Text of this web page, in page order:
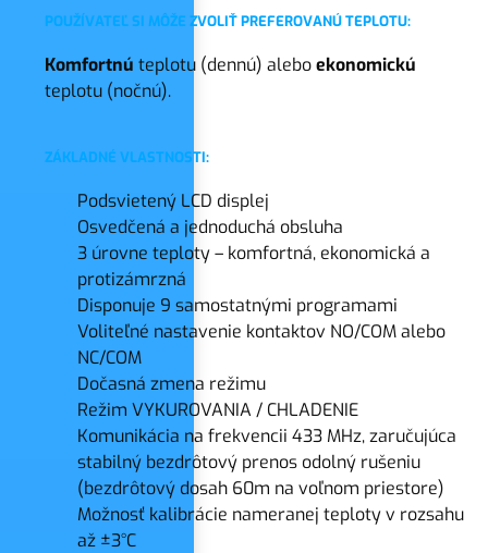
POUŽÍVATEĽ SI MÔŽE ZVOLIŤ PREFEROVANÚ TEPLOTU:
Komfortnú teplotu (dennú) aleboekonomickú
teplotu (nočnú).
ZÁKLADNÉ VLASTNOSTI:
Podsvietený LCD displej
Osvedčená a jednoduchá obsluha
3 úrovne teploty – komfortná, ekonomická a
protizámrzná
Disponuje 9 samostatnými programami
Voliteľné nastavenie kontaktov NO/COM alebo
NC/COM
Dočasná zmena režimu
Režim VYKUROVANIA / CHLADENIE
Komunikácia na frekvencii 433 MHz, zaručujúca
stabilný bezdrôtový prenos odolný rušeniu
(bezdrôtový dosah 60m na ​​voľnom priestore)
Možnosť kalibrácie nameranej teploty v rozsahu
až ±3°C